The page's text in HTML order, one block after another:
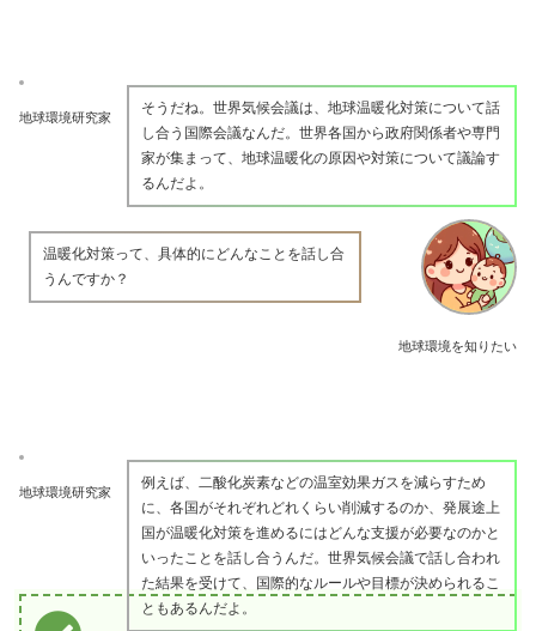
地球環境研究家
そうだね。世界気候会議は、地球温暖化対策について話
し合う国際会議なんだ。世界各国から政府関係者や専門
家が集まって、地球温暖化の原因や対策について議論す
るんだよ。
地球環境を知りたい
温暖化対策って、具体的にどんなことを話し合
うんですか？
地球環境研究家
例えば、二酸化炭素などの温室効果ガスを減らすため
に、各国がそれぞれどれくらい削減するのか、発展途上
国が温暖化対策を進めるにはどんな支援が必要なのかと
いったことを話し合うんだ。世界気候会議で話し合われ
た結果を受けて、国際的なルールや目標が決められるこ
ともあるんだよ。